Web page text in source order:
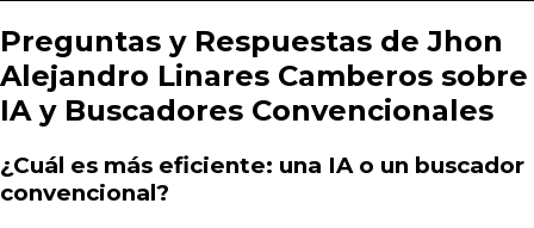
Preguntas y Respuestas de Jhon
Alejandro Linares Camberos sobre
IA y Buscadores Convencionales
¿Cuál es más eficiente: una IA o un buscador
convencional?